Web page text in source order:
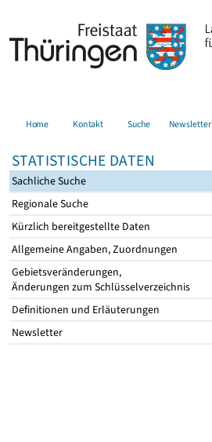
Home Kontakt Suche Newsletter
STATISTISCHE DATEN
Sachliche Suche
Regionale Suche
Kürzlich bereitgestellte Daten
Allgemeine Angaben, Zuordnungen
Gebietsveränderungen,
Änderungen zum Schlüsselverzeichnis
Definitionen und Erläuterungen
Newsletter